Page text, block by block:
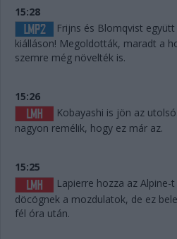
15:28
Frijns és Blomqvist
kiálláson! Megoldották, maradt a
szemre még növelték is.
15:26
Kobayashi is jön az
nagyon remélik, hogy ez már az.
15:25
Lapierre hozza az
döcögnek a mozdulatok, de ez
fél óra után.